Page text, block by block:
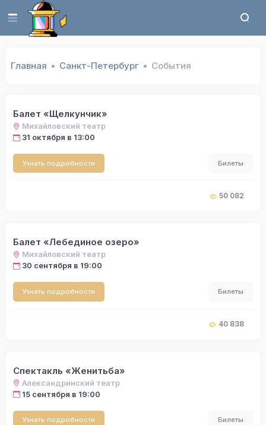
Главная Санкт-Петербург События
Балет «Щелкунчик»
Михайловский театр
31 октября в 13:00
Узнать подробности Билеты
50 082
Балет «Лебединое озеро»
Михайловский театр
30 сентября в 19:00
Узнать подробности Билеты
40 838
Спектакль «Женитьба»
Александринский театр
15 сентября в 19:00
Узнать подробности Билеты